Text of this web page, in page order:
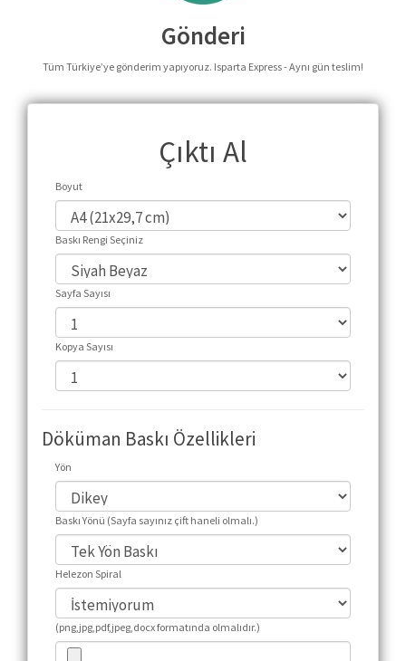
Gönderi
Tüm Türkiye’ye gönderim yapıyoruz. Isparta Express - Aynı gün teslim!
Çıktı Al
Boyut
Baskı Rengi Seçiniz
Sayfa Sayısı
Kopya Sayısı
Döküman Baskı Özellikleri
Yön
Baskı Yönü (Sayfa sayınız çift haneli olmalı.)
Helezon Spiral
(png,jpg,pdf,jpeg,docx formatında olmalıdır.)